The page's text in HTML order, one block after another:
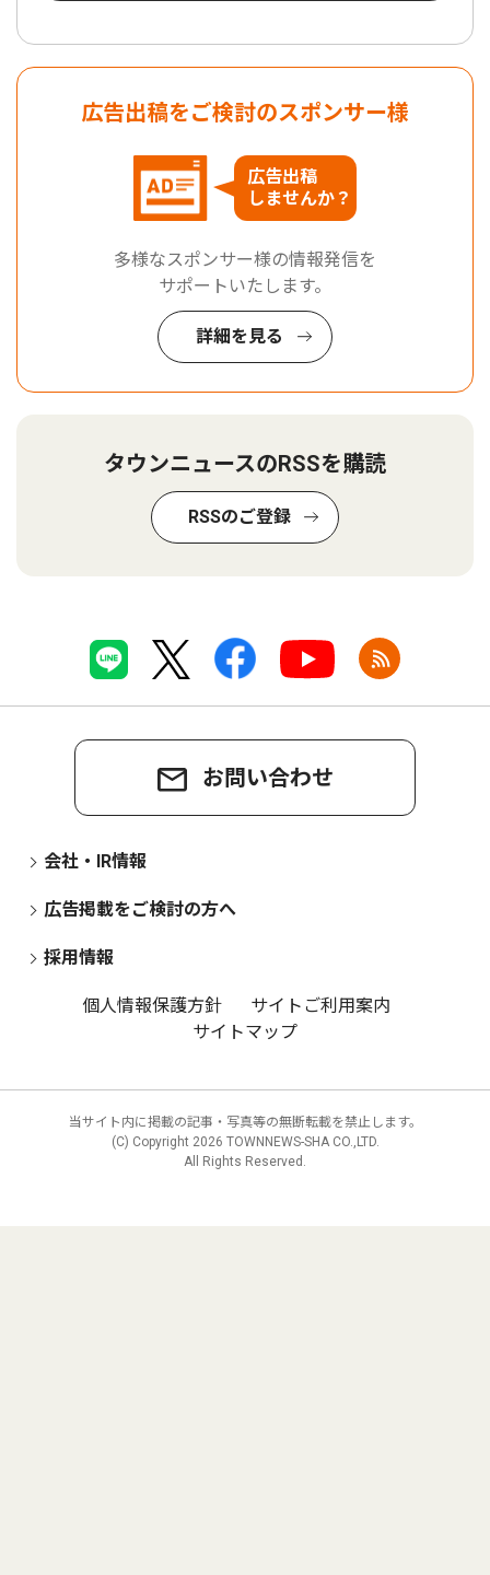
広告出稿をご検討のスポンサー様
広告出稿
しませんか？
多様なスポンサー様の情報発信を
サポートいたします。
詳細を見る
タウンニュースのRSSを購読
RSSのご登録
お問い合わせ
会社・IR情報
広告掲載をご検討の方へ
採用情報
個人情報保護方針
サイトご利用案内
サイトマップ
当サイト内に掲載の記事・写真等の無断転載を禁止します。
(C) Copyright 2026 TOWNNEWS-SHA CO.,LTD.
All Rights Reserved.